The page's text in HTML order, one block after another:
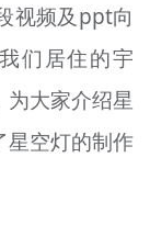
视频及ppt向
们居住的宇
大家介绍星
星空灯的制作